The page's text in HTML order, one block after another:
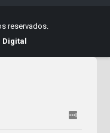
reservados.